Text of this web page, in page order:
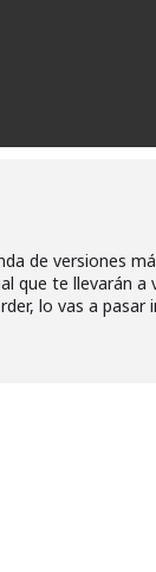
de versiones
que te llevarán
lo vas a pasar